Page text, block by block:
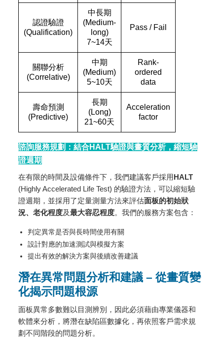
認證驗證
(Qualification)
中長期
(Medium-
long)
7~14天
Pass / Fail
關聯分析
(Correlative)
中期
(Medium)
5~10天
Rank-
ordered
data
壽命預測
(Predictive)
長期
(Long)
21~60天
Acceleration
factor
諮詢服務規劃：結合HALT驗證與畫質分析，縮短驗
證週期
在有限的時間及設備條件下，我們建議客戶採用HALT
(Highly Accelerated Life Test) 的驗證方法，可以縮短驗
證週期，並採用了定量測量方法來評估面板的初始狀
況、老化程度及最大容忍程度。我們的服務方案包含：
判定異常是否與長時間使用有關
設計對應的加速測試與模擬方案
提出有效的解決方案與後續改善建議
潛在異常問題分析和建議 – 從畫質變
化揭示問題根源
面板異常多數難以目測辨別，因此必須藉由專業儀器和
軟體來分析，將潛在缺陷區數據化，再依照客戶需求規
劃不同階段的問題分析。